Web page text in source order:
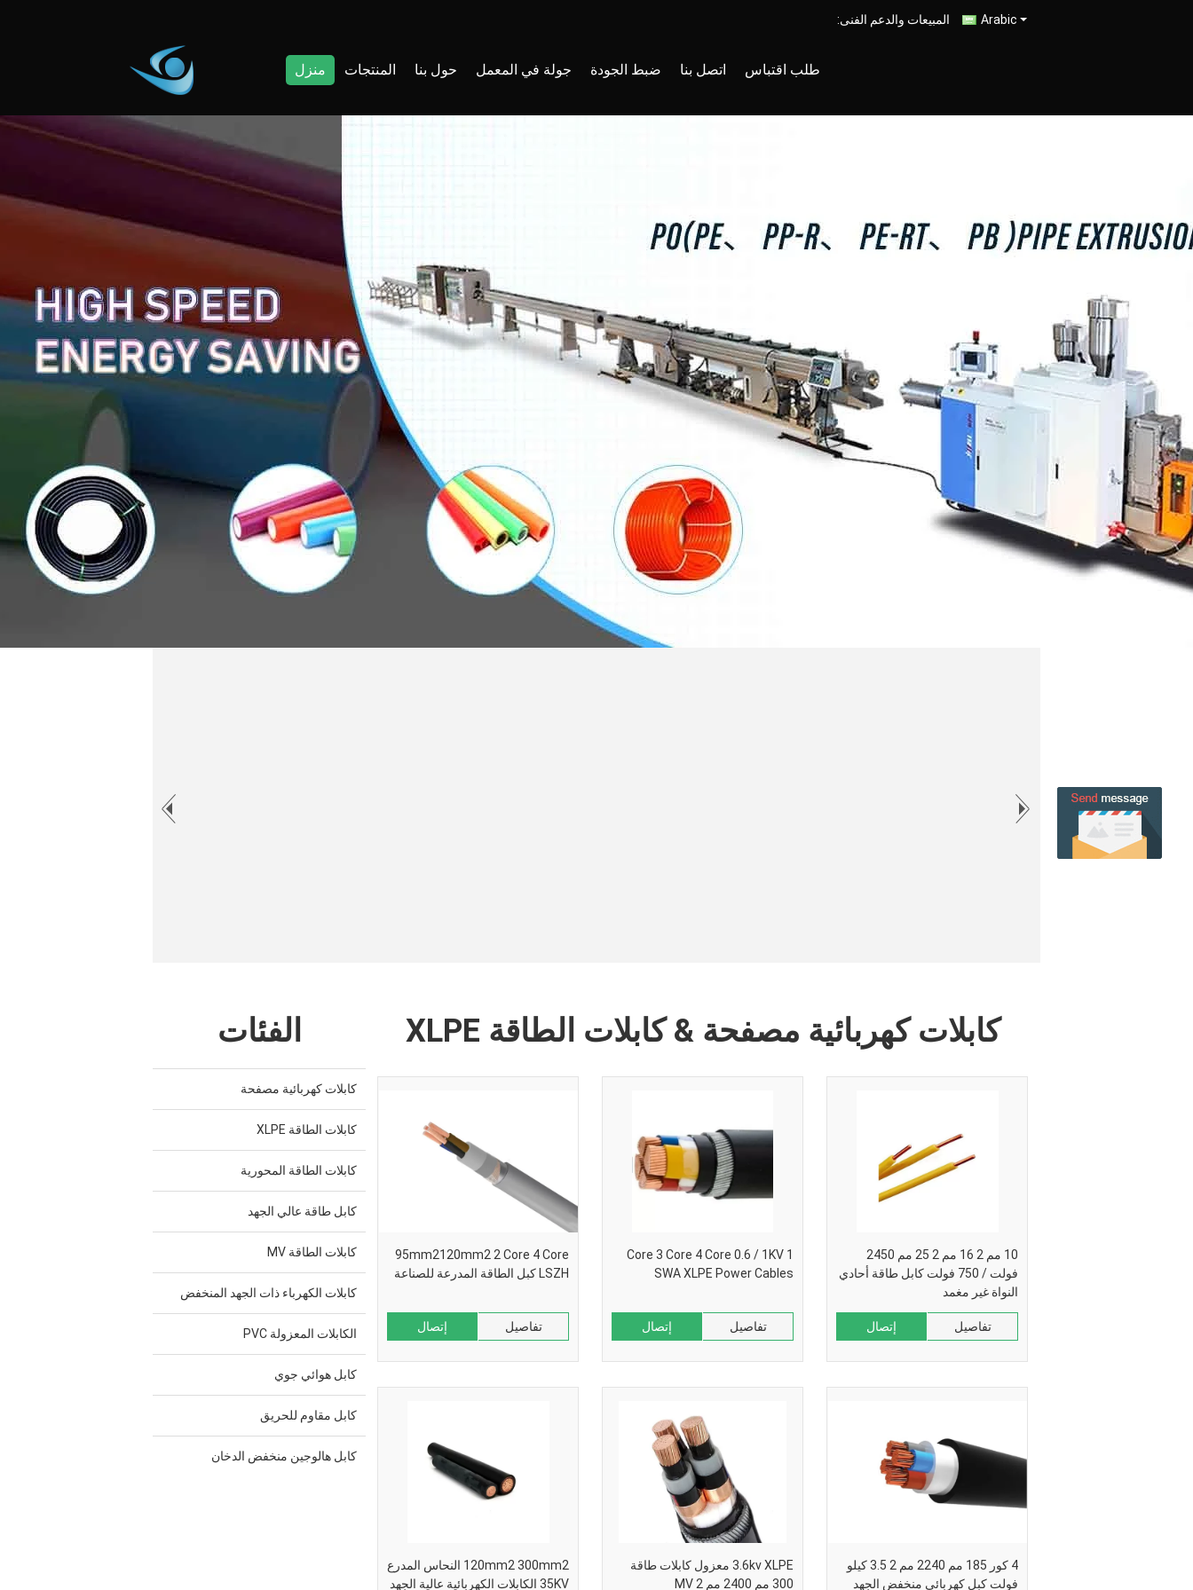
Arabic المبيعات والدعم الفنى:
منزل المنتجات حول بنا جولة في المعمل ضبط الجودة اتصل بنا طلب اقتباس
الفئات
كابلات كهربائية مصفحة
كابلات الطاقة XLPE
كابلات الطاقة المحورية
كابل طاقة عالي الجهد
كابلات الطاقة MV
كابلات الكهرباء ذات الجهد المنخفض
الكابلات المعزولة PVC
كابل هوائي جوي
كابل مقاوم للحريق
كابل هالوجين منخفض الدخان
كابلات كهربائية مصفحة & كابلات الطاقة XLPE
95mm2120mm2 2 Core 4 Core
LSZH كبل الطاقة المدرعة للصناعة
إتصال تفاصيل
1 Core 3 Core 4 Core 0.6 / 1KV
SWA XLPE Power Cables
إتصال تفاصيل
10 مم 2 16 مم 2 25 مم 2450
فولت / 750 فولت كابل طاقة أحادي
النواة غير مغمد
إتصال تفاصيل
120mm2 300mm2 النحاس المدرع
35KV الكابلات الكهربائية عالية الجهد
3.6kv XLPE معزول كابلات طاقة
300 مم 2400 مم 2 MV
4 كور 185 مم 2240 مم 2 3.5 كيلو
فولت كبل كهربائي منخفض الجهد